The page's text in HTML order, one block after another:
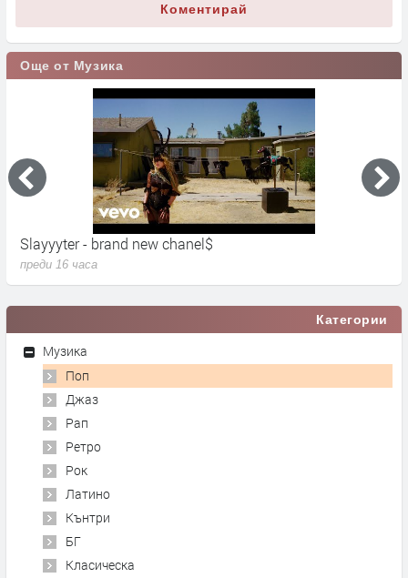
Коментирай
Още от Музика
Slayyyter - brand new chanel$
преди 16 часа
Категории
Музика
Поп
Джаз
Рап
Ретро
Рок
Латино
Кънтри
БГ
Класическа